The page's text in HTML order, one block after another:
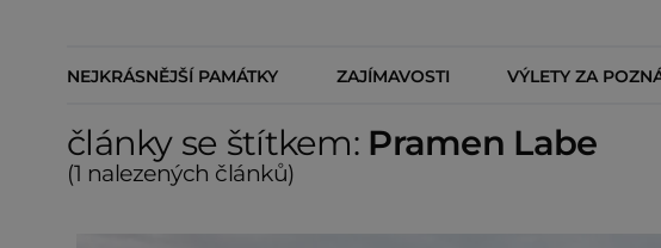
NEJKRÁSNĚJŠÍ PAMÁTKY ZAJÍMAVOSTI VÝLETY ZA
články se štítkem: Pramen Labe
(1 nalezených článků)